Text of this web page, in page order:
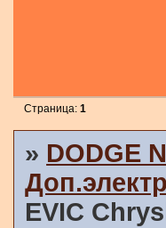
Страница:1
» DODGE
EVIC